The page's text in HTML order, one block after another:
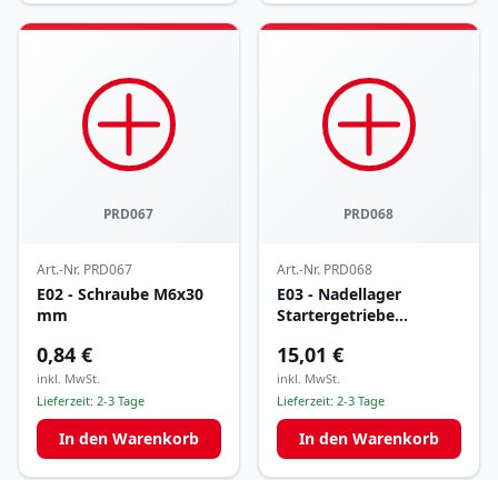
PRD067
Art.-Nr. PRD067
E02 - Schraube M6x30
mm
0,84 €
inkl. MwSt.
Lieferzeit: 2-3 Tage
In den Warenkorb
PRD068
Art.-Nr. PRD068
E03 - Nadellager
Startergetriebe
15,01 €
inkl. MwSt.
Lieferzeit: 2-3 Tage
In den Warenkorb